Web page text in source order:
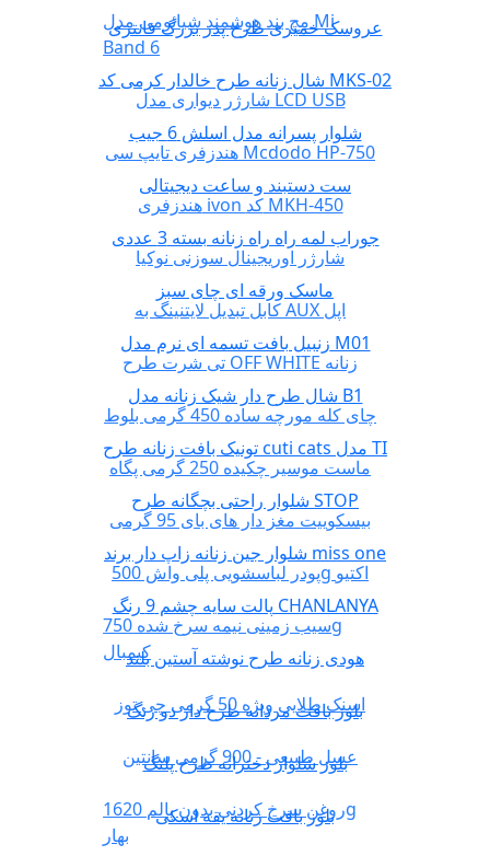
مچ بند هوشمند شیائومی مدل Mi
Band 6
شارژر دیواری مدل LCD USB
هندزفری تایپ سی Mcdodo HP-750
هندزفری ivon کد MKH-450
شارژر اوریجینال سوزنی نوکیا
کابل تبدیل لایتنینگ به AUX اپل
تی شرت طرح OFF WHITE زنانه
چای کله مورچه ساده 450 گرمی بلوط
ماست موسیر چکیده 250 گرمی پگاه
بیسکوییت مغز دار های بای 95 گرمی
پودر لباسشویی پلی واش 500g اکتیو
سیب زمینی نیمه سرخ شده 750g
کیمبال
اسنک طلایی ویژه 50 گرمی چی توز
عسل طبیعی - 900 گرمی سانتین
روغن سرخ کردنی بدون پالم 1620g
بهار
عروسک خمیری طرح پدر بزرگ فانتزی
شال زنانه طرح خالدار کرمی کد MKS-02
شلوار پسرانه مدل اسلش 6 جیب
ست دستبند و ساعت دیجیتالی
جوراب لمه راه راه زنانه بسته 3 عددی
ماسک ورقه ای چای سبز
زنبیل بافت تسمه ای نرم مدل M01
شال طرح دار شیک زنانه مدل B1
تونیک بافت زنانه طرح cuti cats مدل TI
شلوار راحتی بچگانه طرح STOP
شلوار جین زنانه زاپ دار برند miss one
پالت سایه چشم 9 رنگ CHANLANYA
هودی زنانه طرح نوشته آستین بلند
بلوز بافت مردانه طرح دار دو رنگ
بلوز شلوار دخترانه طرح پلنگ
بلوز بافت زنانه یقه اسکی